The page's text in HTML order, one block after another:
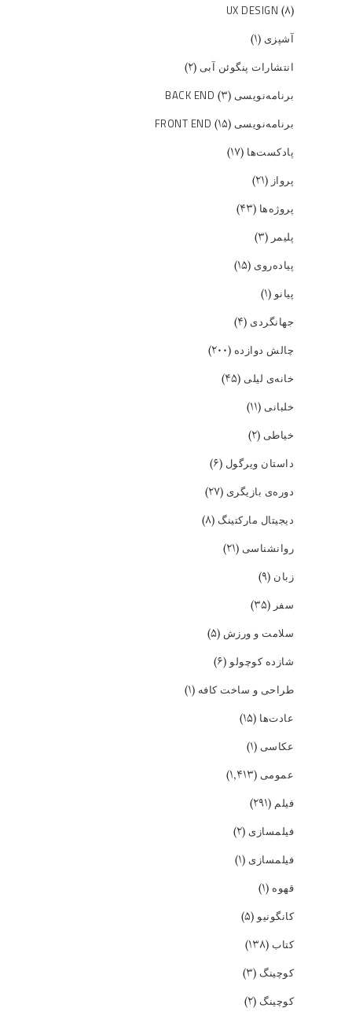
UX DESIGN (۸)
آشپزی (۱)
انتشارات پنگوئن آبی (۲)
برنامه‌نویسی BACK END (۳)
برنامه‌نویسی FRONT END (۱۵)
پادکست‌ها (۱۷)
پرواز (۲۱)
پروژه‌ها (۴۳)
پلیمر (۳)
پیاده‌روی (۱۵)
پیانو(۱)
جهانگردی (۴)
چالش دوازده (۲۰۰)
خانه‌ی لیلی (۴۵)
خلبانی (۱۱)
خیاطی (۲)
داستان ویرگول (۶)
دوره‌ی بازیگری (۲۷)
دیجیتال مارکتینگ (۸)
روانشناسی (۲۱)
زبان (۹)
سفر (۳۵)
سلامت و ورزش (۵)
شازده کوچولو(۶)
طراحی و ساخت کافه (۱)
عادت‌ها (۱۵)
عکاسی (۱)
عمومی (۱,۴۱۳)
فیلم (۲۹۱)
فیلمسازی (۲)
فیلمسازی (۱)
قهوه (۱)
کانگونیو(۵)
کتاب (۱۳۸)
کوچینگ (۳)
کوچینگ (۲)